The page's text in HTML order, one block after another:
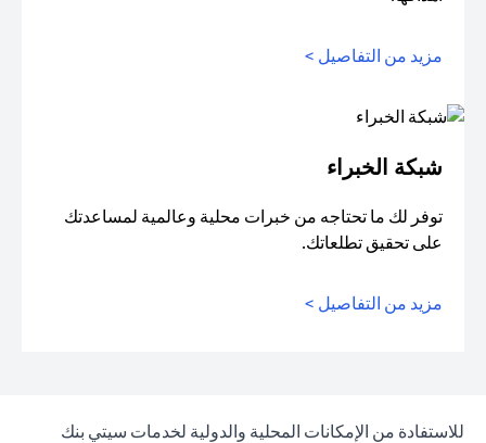
مزيد من التفاصيل >
شبكة الخبراء
توفر لك ما تحتاجه من خبرات محلية وعالمية لمساعدتك
على تحقيق تطلعاتك.
مزيد من التفاصيل >
للاستفادة من الإمكانات المحلية والدولية لخدمات سيتي بنك